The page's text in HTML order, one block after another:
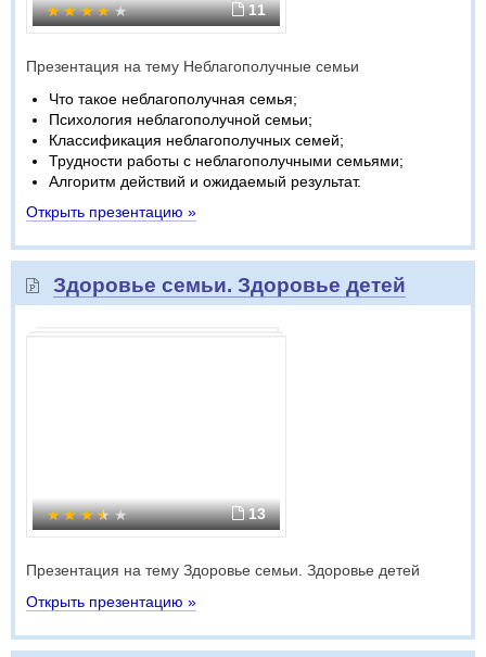
11
Презентация на тему Неблагополучные семьи
Что такое неблагополучная семья;
Психология неблагополучной семьи;
Классификация неблагополучных семей;
Трудности работы с неблагополучными семьями;
Алгоритм действий и ожидаемый результат.
Открыть презентацию »
Здоровье семьи. Здоровье детей
13
Презентация на тему Здоровье семьи. Здоровье детей
Открыть презентацию »